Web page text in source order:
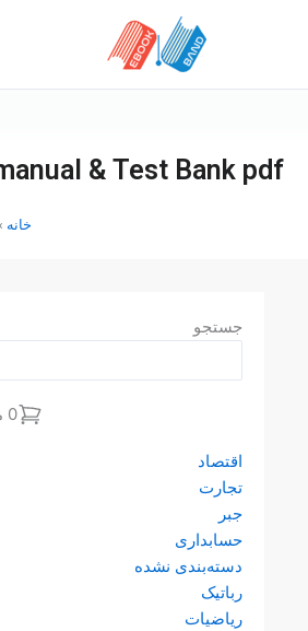
& Test Bank pdf
خانه
جستجو
0 مورد
اقتصاد
تجارت
جبر
حسابداری
دسته‌بندی نشده
رباتیک
ریاضیات